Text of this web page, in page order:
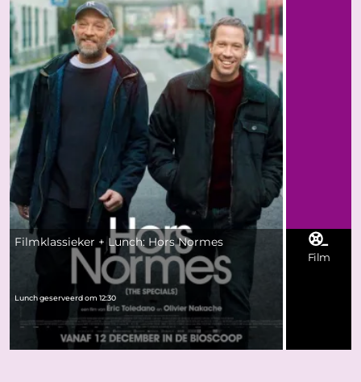
Filmklassieker + Lunch: Hors Normes
Lunch geserveerd om 12:30
Film